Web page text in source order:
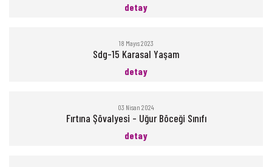
detay
18 Mayıs 2023
Sdg-15 Karasal Yaşam
detay
03 Nisan 2024
Fırtına Şövalyesi - Uğur Böceği Sınıfı
detay